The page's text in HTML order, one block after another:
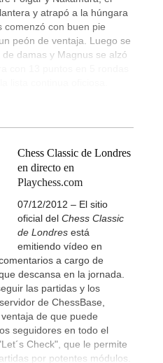
y atrapó a la húngara
comenzó con buen pie
peón de ventaja. Luego se
damas y Magnus se alzó
Chess Classic de Londres
en directo en
Playchess.com
07/12/2012 – El sitio
oficial del Chess Classic
de Londres está
emitiendo vídeo en
a cargo de
descansa en la jornada.
las partidas y los
de ChessBase,
de que puede
seguidores en todo el
Check", que le permite
por potentes módulos.